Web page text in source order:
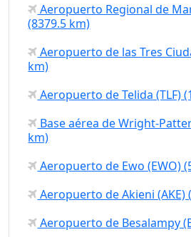
Aeropuerto Regional de
(8379.5 km)
Aeropuerto de las Tres
km)
Aeropuerto de Telida (TLF)
Base aérea de Wright-
km)
Aeropuerto de Ewo (EWO)
Aeropuerto de Akieni (AKE)
Aeropuerto de Besalampy